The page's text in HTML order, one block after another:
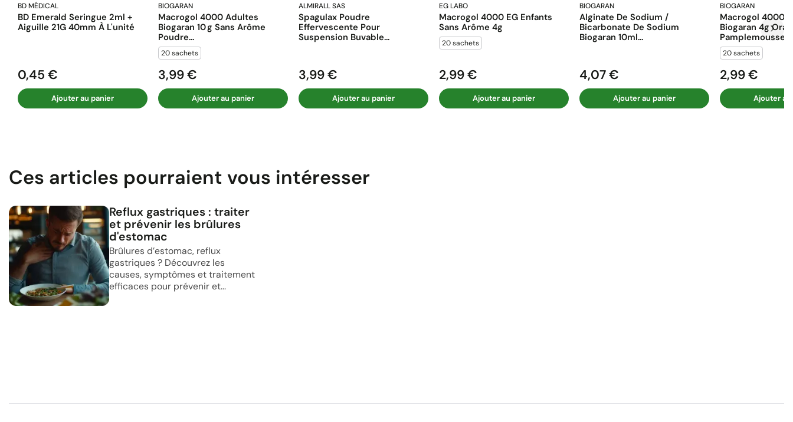
BD MÉDICAL
BD Emerald Seringue 2ml +
Aiguille 21G 40mm À L'unité
Prix
0,45 €
Ajouter au panier
BIOGARAN
Macrogol 4000 Adultes
Biogaran 10 G Sans Arôme
Poudre...
20 sachets
Prix
3,99 €
Ajouter au panier
ALMIRALL SAS
Spagulax Poudre
Effervescente Pour
Suspension Buvable...
Prix
3,99 €
Ajouter au panier
EG LABO
Macrogol 4000 EG Enfants
Sans Arôme 4g
20 sachets
Prix
2,99 €
Ajouter au panier
BIOGARAN
Alginate De Sodium /
Bicarbonate De Sodium
Biogaran 10ml...
Prix
4,07 €
Ajouter au panier
BIOGARAN
Macrogol 4000
Biogaran 4g
Pamplemousse...
20 sachets
Prix
2,99 €
Ajouter au
Ces articles pourraient vous intéresser
Reflux gastriques : traiter
et prévenir les brûlures
d'estomac
Brûlures d’estomac, reflux
gastriques ? Découvrez les
causes, symptômes et traitement
efficaces pour prévenir et...